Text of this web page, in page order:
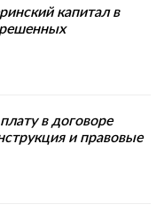
капитал в
в договоре
и правовые